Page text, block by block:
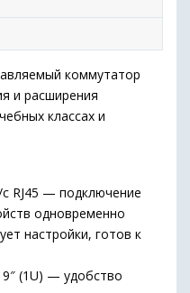
коммутатор
и расширения
классах и
RJ45 — подключение
одновременно
настройки, готов к
(1U) — удобство